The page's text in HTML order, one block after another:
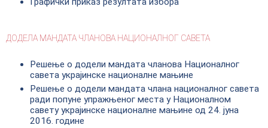
ДОДЕЛА МАНДАТА ЧЛАНОВА НАЦИОНАЛНОГ САВЕТА
Решење о додели мандата чланова Националног
савета украјинске националне мањине
Решење о додели мандата члана националног савета
ради попуне упражњеног места у Националном
савету украјинске националне мањине од 24. јуна
2016. године